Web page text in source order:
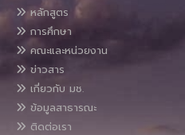
หลักสูตร
การศึกษา
คณะและหน่วยงาน
ข่าวสาร
เกี่ยวกับ มช.
ข้อมูลสาธารณะ
ติดต่อเรา